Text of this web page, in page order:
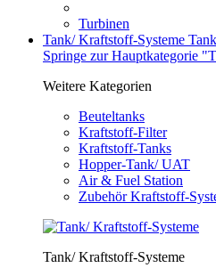
Turbinen
Tank/ Kraftstoff-Systeme
Springe zur Hauptkategorie
Weitere Kategorien
Beuteltanks
Kraftstoff-Filter
Kraftstoff-Tanks
Hopper-Tank/ UAT
Air & Fuel Station
Zubehör Kraftstoff-
Tank/ Kraftstoff-Systeme